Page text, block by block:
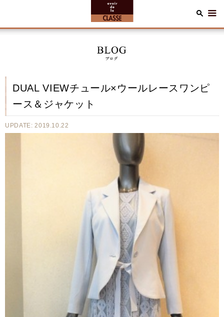
DUAL VIEWチュール×ウールレースワンピ
ース＆ジャケット
UPDATE: 2019.10.22